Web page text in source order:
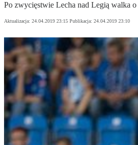
Po zwycięstwie Lecha nad Legią walka o
Aktualizacja: 24.04.2019 23:15 Publikacja: 24.04.2019 23:10